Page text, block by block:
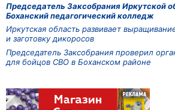
Председатель Заксобрания Иркутской
Боханский педагогический колледж
Иркутская область развивает
и заготовку дикоросов
Председатель Заксобрания проверил
для бойцов СВО в Боханском районе